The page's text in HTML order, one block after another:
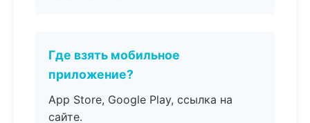
Где взять мобильное
приложение?
App Store, Google Play, ссылка на
сайте.